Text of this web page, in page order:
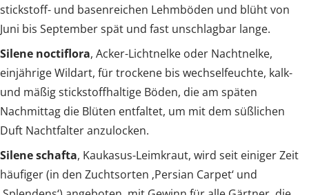
stickstoff- und basenreichen Lehmböden und blüht von
Juni bis September spät und fast unschlagbar lange.
Silene noctiflora, Acker-Lichtnelke oder Nachtnelke,
einjährige Wildart, für trockene bis wechselfeuchte, kalk-
und mäßig stickstoffhaltige Böden, die am späten
Nachmittag die Blüten entfaltet, um mit dem süßlichen
Duft Nachtfalter anzulocken.
Silene schafta, Kaukasus-Leimkraut, wird seit einiger Zeit
häufiger (in den Zuchtsorten ‚Persian Carpet‘ und